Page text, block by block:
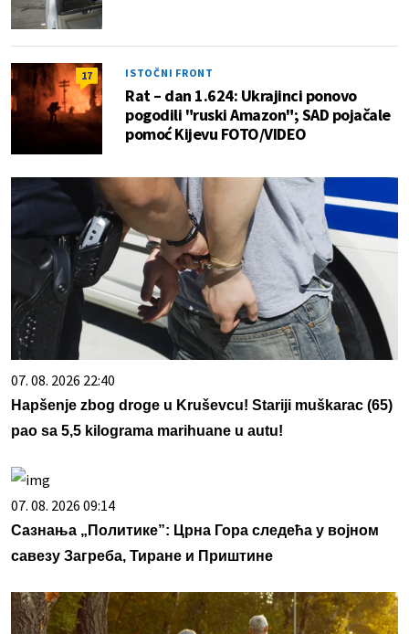
17 ISTOČNI FRONT
Rat – dan 1.624: Ukrajinci ponovo
pogodili "ruski Amazon"; SAD pojačale
pomoć Kijevu FOTO/VIDEO
07. 08. 2026 22:40
Hapšenje zbog droge u Kruševcu! Stariji muškarac (65)
pao sa 5,5 kilograma marihuane u autu!
07. 08. 2026 09:14
Сазнања „Политике”: Црна Гора следећа у војном
савезу Загреба, Тиране и Приштине